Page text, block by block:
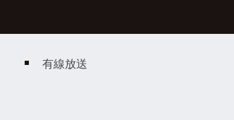
有線放送